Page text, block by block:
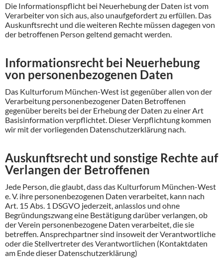
Die Informationspflicht bei Neuerhebung der Daten ist vom
Verarbeiter von sich aus, also unaufgefordert zu erfüllen. Das
Auskunftsrecht und die weiteren Rechte müssen dagegen von
der betroffenen Person geltend gemacht werden.
Informationsrecht bei Neuerhebung
von personenbezogenen Daten
Das Kulturforum München-West ist gegenüber allen von der
Verarbeitung personenbezogener Daten Betroffenen
gegenüber bereits bei der Erhebung der Daten zu einer Art
Basisinformation verpflichtet. Dieser Verpflichtung kommen
wir mit der vorliegenden Datenschutzerklärung nach.
Auskunftsrecht und sonstige Rechte auf
Verlangen der Betroffenen
Jede Person, die glaubt, dass das Kulturforum München-West
e. V. ihre personenbezogenen Daten verarbeitet, kann nach
Art. 15 Abs. 1 DSGVO jederzeit, anlasslos und ohne
Begründungszwang eine Bestätigung darüber verlangen, ob
der Verein personenbezogene Daten verarbeitet, die sie
betreffen. Ansprechpartner sind insoweit der Verantwortliche
oder die Stellvertreter des Verantwortlichen (Kontaktdaten
am Ende dieser Datenschutzerklärung)